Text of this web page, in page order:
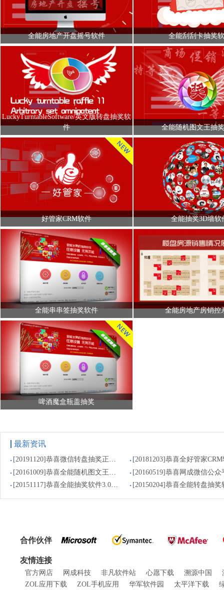
全能房地产开盘摇号软件 全能刮刮卡抽奖
LuckyTurntableSoftware/英文版转盘抽奖软
件
全能随机图文王抽
好管家CRM软件 全能抽奖3D墙软
全能串串签抽奖软件 全能房地产房销控
啤酒魔盒瓶盖抽奖
最新资讯
[20191120]恭喜微信转盘抽奖正式上线
[20151117]恭喜全能抽奖软件3.0正式上线
合作伙伴
友情连接
官方网店 网成科技 非凡软件站 心愿下载 溯源中国
ZOL应用下载
ZOL手机应用 华军软件园 太平洋下载